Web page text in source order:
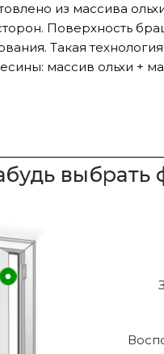
из массива
Поверхность
Такая
массив ольхи +
выбрать